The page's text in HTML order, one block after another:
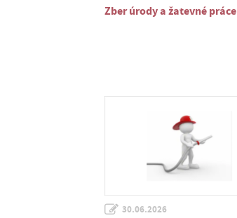
Zber úrody a žatevné práce
30.06.2026